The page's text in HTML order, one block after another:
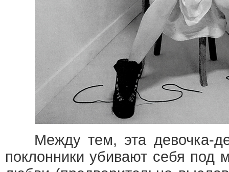
Между тем, эта девочка-
поклонники убивают себя под